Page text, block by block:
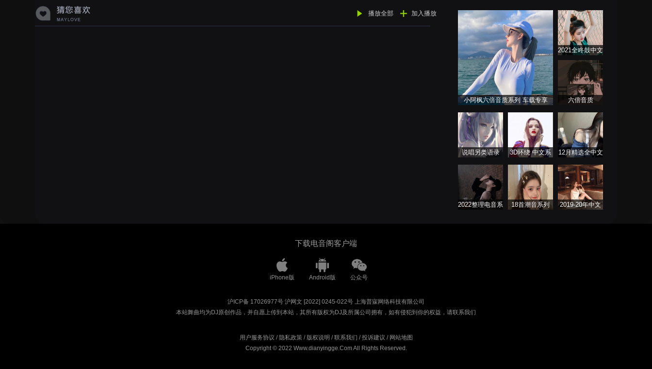
播放全部 加入播放
小阿枫六倍音质系列 车载专享
2021全咚鼓中文
歌曲大全
六倍音质
说唱另类语录
3D环绕 中文系
12月精选全中文
2022整理电音系
18首潮音系列
2019-20年中文
下载电音阁客户端
iPhone版 Android版 公众号
沪ICP备 17026977号 沪网文 [2022] 0245-022号 上海普寐网络科技有限公司
本站舞曲均为DJ原创作品，并自愿上传到本站，其所有版权为DJ及所属公司拥有，如有侵犯到你的权益，请联系我们
用户服务协议 / 隐私政策/ 版权说明 /联系我们 /投诉建议 / 网站地图
Copyright © 2022 Www.dianyingge.Com All Rights Reserved.